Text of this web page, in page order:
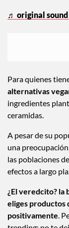
♬ original
Para quienes
alternativas
ingredientes
ceramidas.
A pesar de su
una
las poblaciones
efectos a largo
¿El veredcito? la
eliges productos
positivamente.